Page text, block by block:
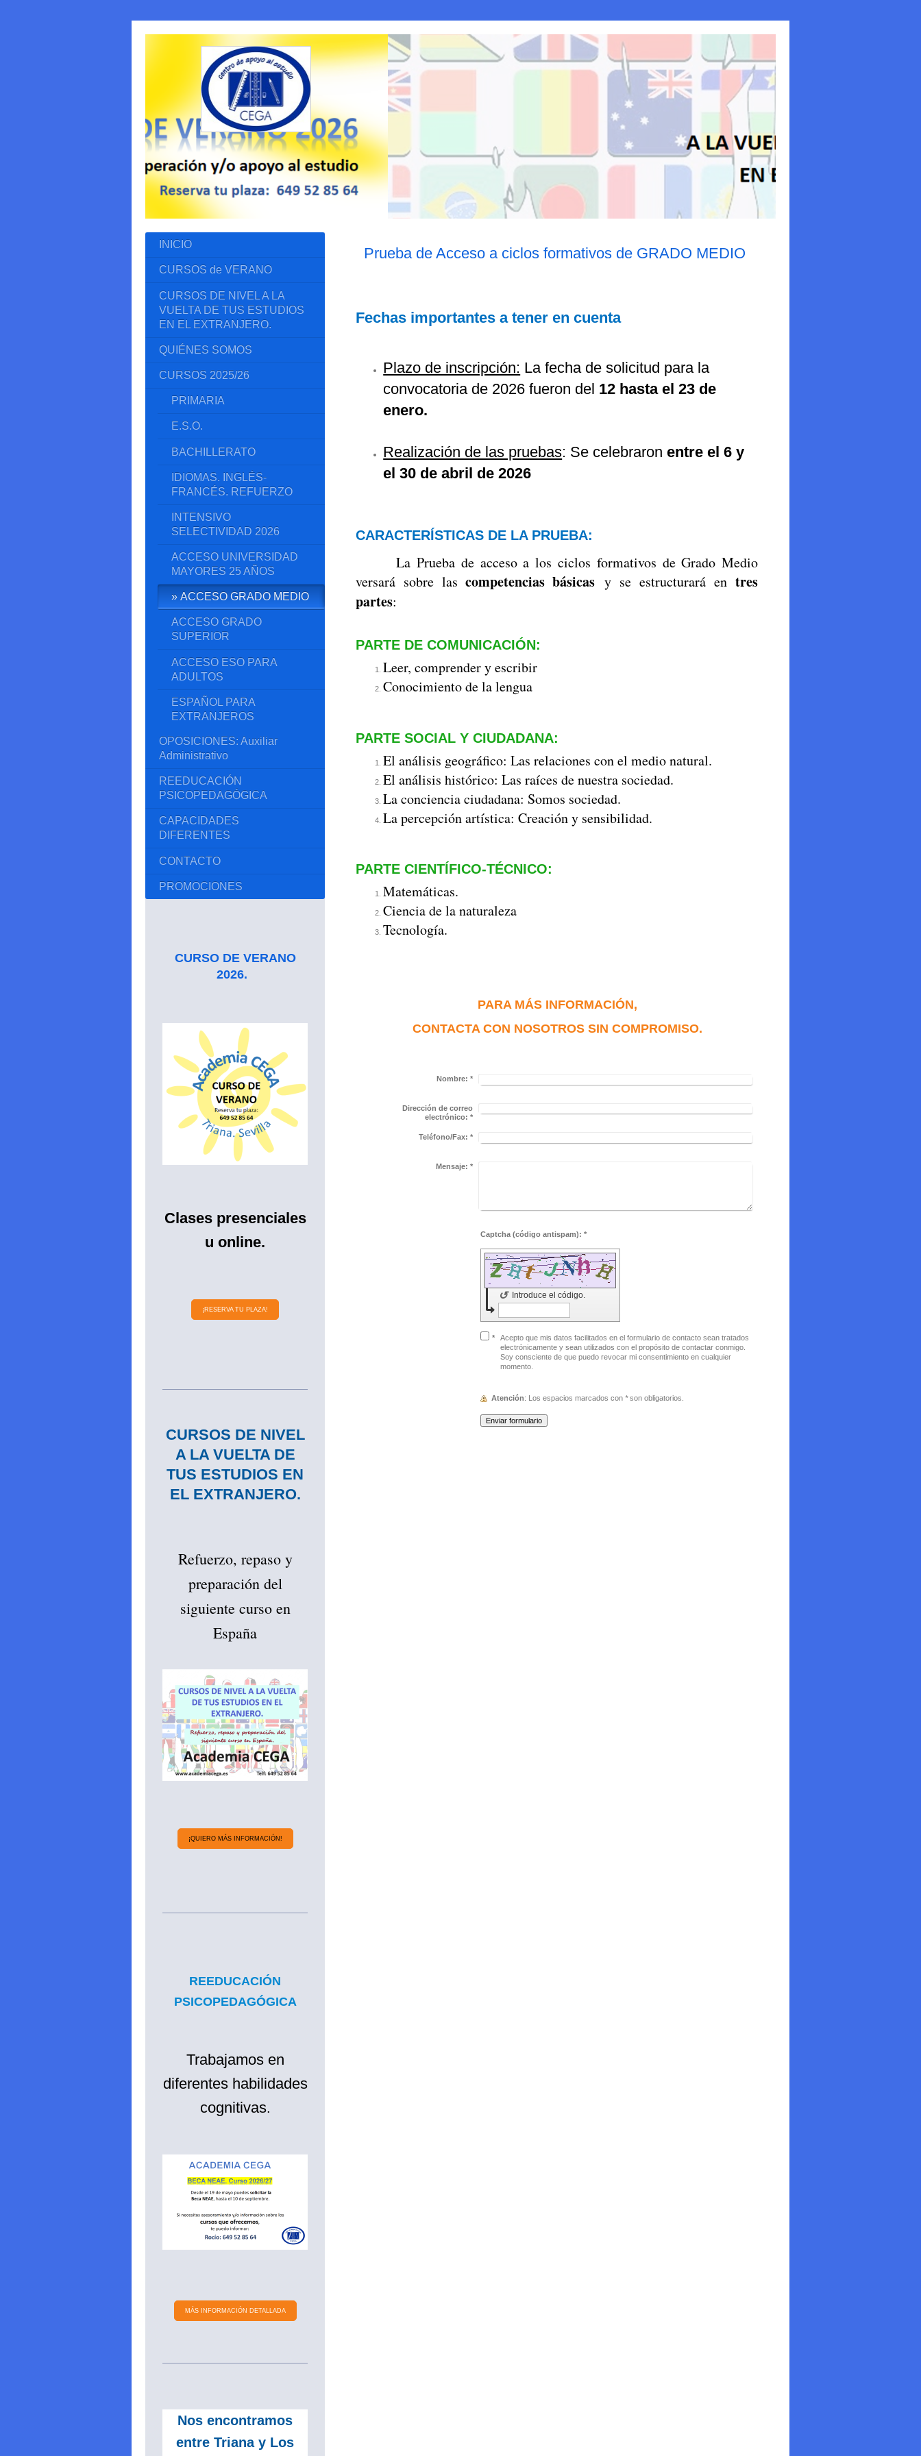
Prueba de Acceso a ciclos formativos de GRADO MEDIO
Fechas importantes a tener en cuenta
Plazo de inscripción: La fecha de solicitud para la
convocatoria de 2026 fueron del 12 hasta el 23 de
enero.
Realización de las pruebas: Se celebraronentre el 6 y
el 30 de abril de 2026
CARACTERÍSTICAS DE LA PRUEBA:
La Prueba de acceso a los ciclos formativos de Grado Medio
versará sobre lascompetencias básicas y se estructurará entres
partes:
PARTE DE COMUNICACIÓN:
Leer, comprender y escribir
Conocimiento de la lengua
PARTE SOCIAL Y CIUDADANA:
El análisis geográfico: Las relaciones con el medio natural.
El análisis histórico: Las raíces de nuestra sociedad.
La conciencia ciudadana: Somos sociedad.
La percepción artística: Creación y sensibilidad.
PARTE CIENTÍFICO-TÉCNICO:
Matemáticas.
Ciencia de la naturaleza
Tecnología.
PARA MÁS INFORMACIÓN,
CONTACTA CON NOSOTROS SIN COMPROMISO.
Nombre: *
Dirección de correo
electrónico: *
Teléfono/Fax: *
Mensaje: *
Captcha (código antispam): *
Introduce el código.
↺
*
Acepto que mis datos facilitados en el formulario de contacto sean tratados
electrónicamente y sean utilizados con el propósito de contactar conmigo.
Soy consciente de que puedo revocar mi consentimiento en cualquier
momento.
Atención : Los espacios marcados con*son obligatorios.
INICIO
CURSOS de VERANO
CURSOS DE NIVEL A LA
VUELTA DE TUS ESTUDIOS
EN EL EXTRANJERO.
QUIÉNES SOMOS
CURSOS 2025/26
PRIMARIA
E.S.O.
BACHILLERATO
IDIOMAS. INGLÉS-
FRANCÉS. REFUERZO
INTENSIVO
SELECTIVIDAD 2026
ACCESO UNIVERSIDAD
MAYORES 25 AÑOS
ACCESO GRADO MEDIO
ACCESO GRADO
SUPERIOR
ACCESO ESO PARA
ADULTOS
ESPAÑOL PARA
EXTRANJEROS
OPOSICIONES: Auxiliar
Administrativo
REEDUCACIÓN
PSICOPEDAGÓGICA
CAPACIDADES
DIFERENTES
CONTACTO
PROMOCIONES
CURSO DE VERANO
2026.
Clases presenciales
u online.
¡RESERVA TU PLAZA!
CURSOS DE NIVEL
A LA VUELTA DE
TUS ESTUDIOS EN
EL EXTRANJERO.
Refuerzo, repaso y
preparación del
siguiente curso en
España
¡QUIERO MÁS INFORMACIÓN!
REEDUCACIÓN
PSICOPEDAGÓGICA
Trabajamos en
diferentes habilidades
cognitivas.
MÁS INFORMACIÓN DETALLADA
Nos encontramos
entre Triana y Los